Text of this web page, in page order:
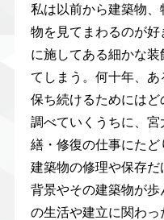
私は以前から建築物
物を見てまわるのが
に施してある細かな
てしまう。何十年、
保ち続けるためには
調べていくうちに、
繕・修復の仕事にたど
建築物の修理や保存
背景やその建築物が
の生活や建立に関わ